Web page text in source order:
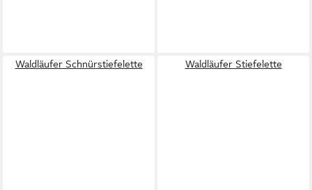
Waldläufer Schnürstiefelette Waldläufer Stiefelette